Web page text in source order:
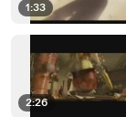
1:33
2:26